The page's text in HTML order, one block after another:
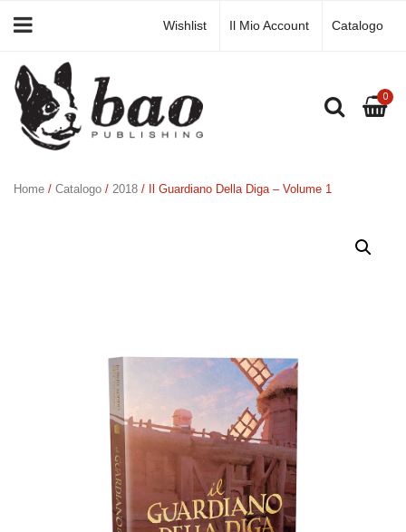
Wishlist Il Mio Account Catalogo
0
Home / Catalogo / 2018 / Il Guardiano Della Diga – Volume 1